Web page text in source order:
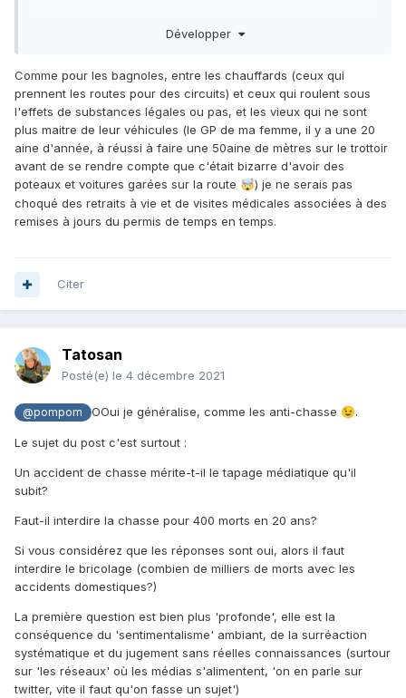
Développer
Comme pour les bagnoles, entre les chauffards (ceux qui
prennent les routes pour des circuits) et ceux qui roulent sous
l'effets de substances légales ou pas, et les vieux qui ne sont
plus maitre de leur véhicules (le GP de ma femme, il y a une 20
aine d'année, à réussi à faire une 50aine de mètres sur le trottoir
avant de se rendre compte que c'était bizarre d'avoir des
poteaux et voitures garées sur la route 🤯) je ne serais pas
choqué des retraits à vie et de visites médicales associées à des
remises à jours du permis de temps en temps.
Citer
Tatosan
Posté(e) le 4 décembre 2021
@pompom OOui je généralise, comme les anti-chasse 😉.
Le sujet du post c'est surtout :
Un accident de chasse mérite-t-il le tapage médiatique qu'il
subit?
Faut-il interdire la chasse pour 400 morts en 20 ans?
Si vous considérez que les réponses sont oui, alors il faut
interdire le bricolage (combien de milliers de morts avec les
accidents domestiques?)
La première question est bien plus 'profonde', elle est la
conséquence du 'sentimentalisme' ambiant, de la surréaction
systématique et du jugement sans réelles connaissances (surtour
sur 'les réseaux' où les médias s'alimentent, 'on en parle sur
twitter, vite il faut qu'on fasse un sujet')